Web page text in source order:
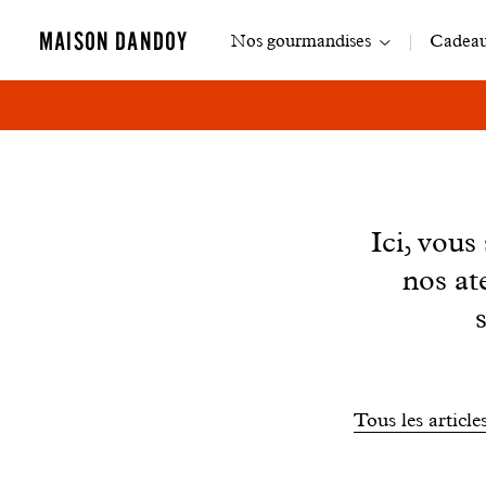
MAISON DANDOY
Navigation
Nos gourmandises
Ici, vous
nos
Tous les